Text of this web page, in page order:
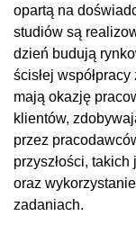
opartą na
studiów są
dzień budują
ścisłej
mają okazję
klientów,
przez
przyszłości,
oraz
zadaniach.